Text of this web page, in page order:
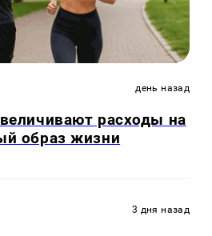
день назад
расходы на
образ жизни
3 дня назад